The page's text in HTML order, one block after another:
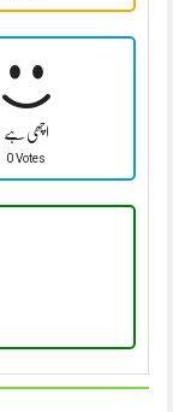
اچھی ہے
0 Votes